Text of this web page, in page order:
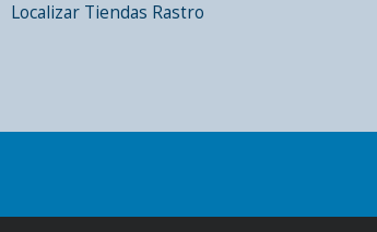
Localizar Tiendas Rastro